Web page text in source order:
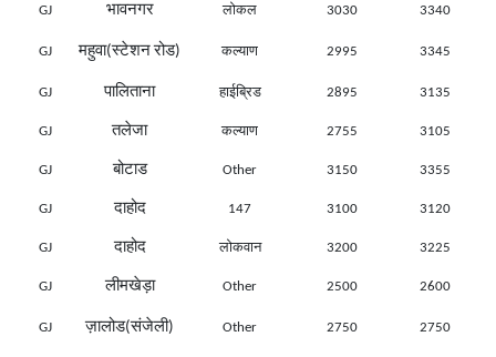
GJ भावनगर लोकल 3030 3340
GJ महुवा(स्टेशन रोड) कल्याण 2995 3345
GJ पालिताना हाईब्रिड 2895 3135
GJ तलेजा कल्याण 2755 3105
GJ बोटाड Other 3150 3355
GJ दाहोद 147 3100 3120
GJ दाहोद लोकवान 3200 3225
GJ लीमखेड़ा Other 2500 2600
GJ ज़ालोड(संजेली) Other 2750 2750